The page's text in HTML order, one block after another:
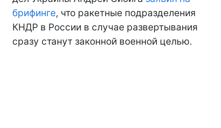
брифинге, что ракетные подразделения
КНДР в России в случае развертывания
сразу станут законной военной целью.